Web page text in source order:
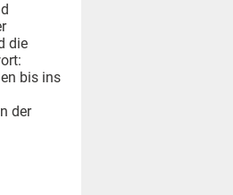
die
bis ins
der